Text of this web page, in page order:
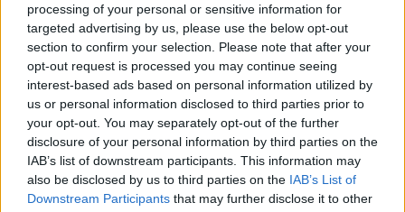
processing of your personal or sensitive information for
targeted advertising by us, please use the below opt-out
section to confirm your selection. Please note that after your
opt-out request is processed you may continue seeing
interest-based ads based on personal information utilized by
us or personal information disclosed to third parties prior to
your opt-out. You may separately opt-out of the further
disclosure of your personal information by third parties on the
IAB’s list of downstream participants. This information may
also be disclosed by us to third parties on the IAB’s List of
Downstream Participants that may further disclose it to other
Actus Info
Elon Musk nuirait gravement à Tesla
selon une étude européenne
Auto Pour Vous 5 août 2026 0